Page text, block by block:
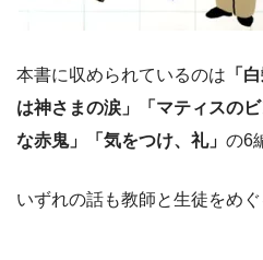
本書に収められているのは 「
は神さまの涙」「マティスの
な赤鬼」「気をつけ、礼」 の6
いずれの話も教師と生徒をめ